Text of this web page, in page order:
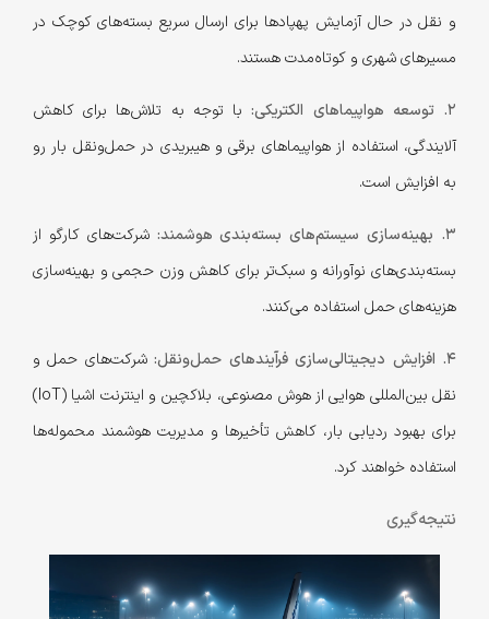
و نقل در حال آزمایش پهپادها برای ارسال سریع بسته‌های کوچک در
مسیرهای شهری و کوتاه‌مدت هستند.
2. توسعه هواپیماهای الکتریکی:
با توجه به تلاش‌ها برای کاهش
آلایندگی، استفاده از هواپیماهای برقی و هیبریدی در حمل‌ونقل بار رو
به افزایش است.
3. بهینه‌سازی سیستم‌های بسته‌بندی هوشمند:
شرکت‌های کارگو از
بسته‌بندی‌های نوآورانه و سبک‌تر برای کاهش وزن حجمی و بهینه‌سازی
هزینه‌های حمل استفاده می‌کنند.
4. افزایش دیجیتالی‌سازی فرآیندهای حمل‌ونقل:
شرکت‌های حمل و
نقل بین‌المللی هوایی از هوش مصنوعی، بلاکچین و اینترنت اشیا (IoT)
برای بهبود ردیابی بار، کاهش تأخیرها و مدیریت هوشمند محموله‌ها
استفاده خواهند کرد.
نتیجه‌گیری